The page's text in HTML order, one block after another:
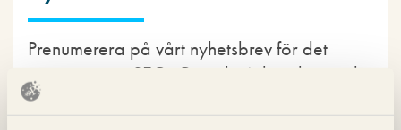
Prenumerera på vårt nyhetsbrev för det
senaste inom SEO, Google Ads och sociala
medier!